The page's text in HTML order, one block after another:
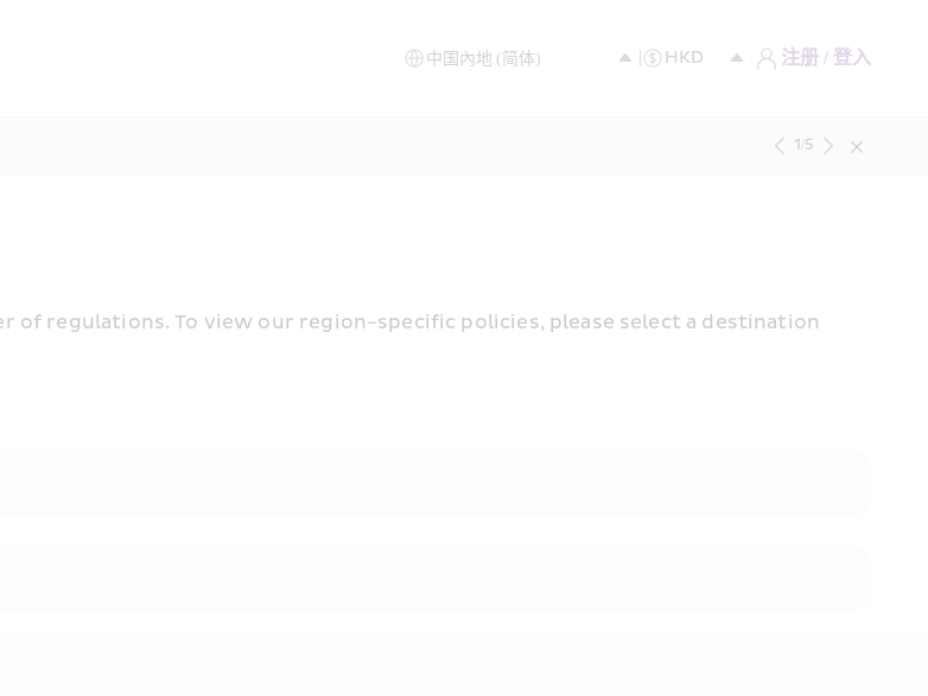
注册 / 登入
1/5
of regulations. To view our region-specific policies, please select a destination